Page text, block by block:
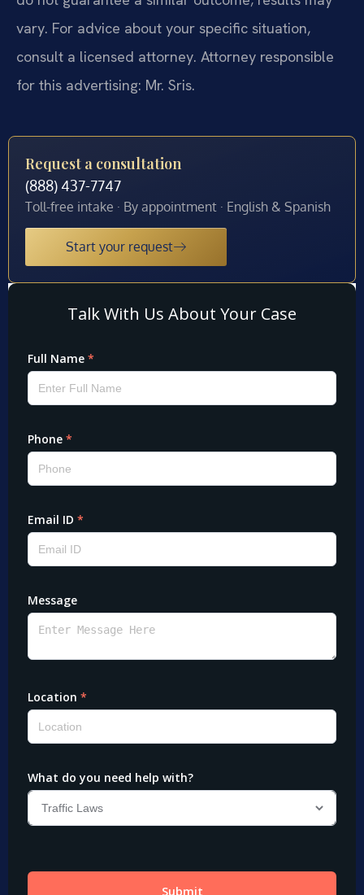
vary. For advice about your specific situation,
consult a licensed attorney. Attorney responsible
for this advertising: Mr. Sris.
Request a consultation
(888) 437-7747
Toll-free intake · By appointment · English & Spanish
Start your request